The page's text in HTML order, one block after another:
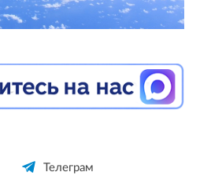
Телеграм